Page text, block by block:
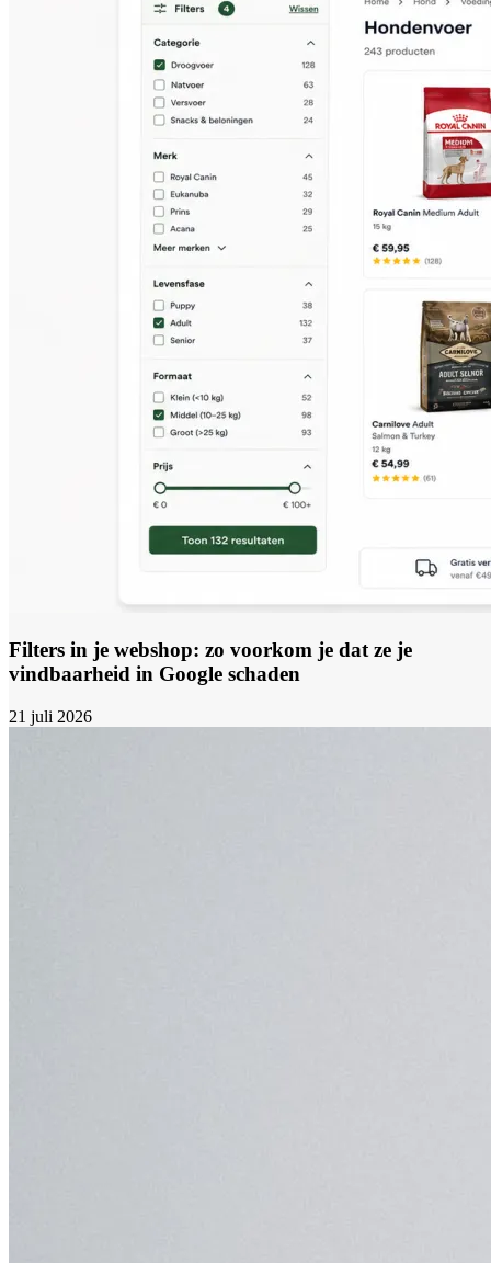
Filters in je webshop: zo voorkom je dat ze je
vindbaarheid in Google schaden
21 juli 2026